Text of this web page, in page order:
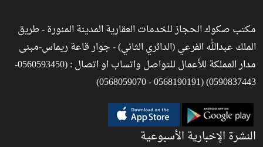
مكتب صكوك الحجاز للخدمات العقارية المدينة المنورة - طريق
الملك عبدالله الفرعي (الدائري الثاني) - جوار قاعة ريماس-مبنى
مدار المملكة للأعمال للتواصل واتساب او اتصال : (0560593450-
0590837443) (0568190191 - 0568059070)
النشرة الإخبارية الأسبوعية